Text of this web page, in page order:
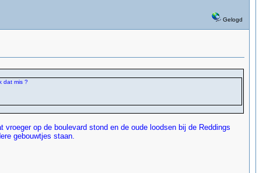
Gelogd
dat mis ?
op de boulevard stond en de oude loodsen bij de Reddings
gebouwtjes staan.